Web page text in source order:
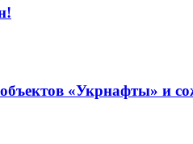
«Укрнафты» и